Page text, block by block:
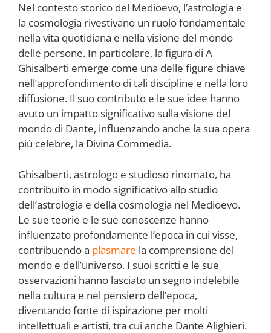
Nel contesto storico del Medioevo, l’astrologia e
la cosmologia rivestivano un ruolo fondamentale
nella vita quotidiana e nella visione del mondo
delle persone. In particolare, la figura di A
Ghisalberti emerge come una delle figure chiave
nell’approfondimento di tali discipline e nella loro
diffusione. Il suo contributo e le sue idee hanno
avuto un impatto significativo sulla visione del
mondo di Dante, influenzando anche la sua opera
più celebre, la Divina Commedia.
Ghisalberti, astrologo e studioso rinomato, ha
contribuito in modo significativo allo studio
dell’astrologia e della cosmologia nel Medioevo.
Le sue teorie e le sue conoscenze hanno
influenzato profondamente l’epoca in cui visse,
contribuendo a plasmare la comprensione del
mondo e dell’universo. I suoi scritti e le sue
osservazioni hanno lasciato un segno indelebile
nella cultura e nel pensiero dell’epoca,
diventando fonte di ispirazione per molti
intellettuali e artisti, tra cui anche Dante Alighieri.